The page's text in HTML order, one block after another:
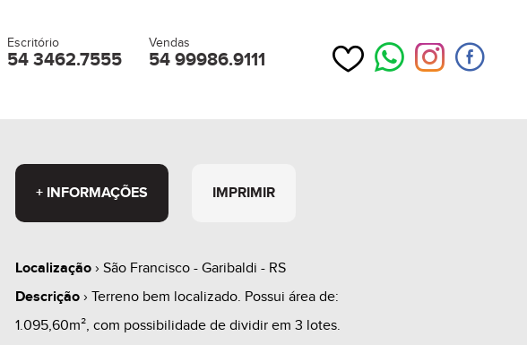
Escritório
54 3462.7555
Vendas
54 99986.9111
+ INFORMAÇÕES IMPRIMIR
Localização › São Francisco - Garibaldi - RS
Descrição › Terreno bem localizado. Possui área de:
1.095,60m², com possibilidade de dividir em 3 lotes.